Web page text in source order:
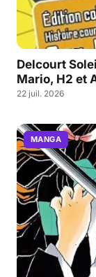
Delcourt
Mario, H2 et
22 juil. 2026
MANGA